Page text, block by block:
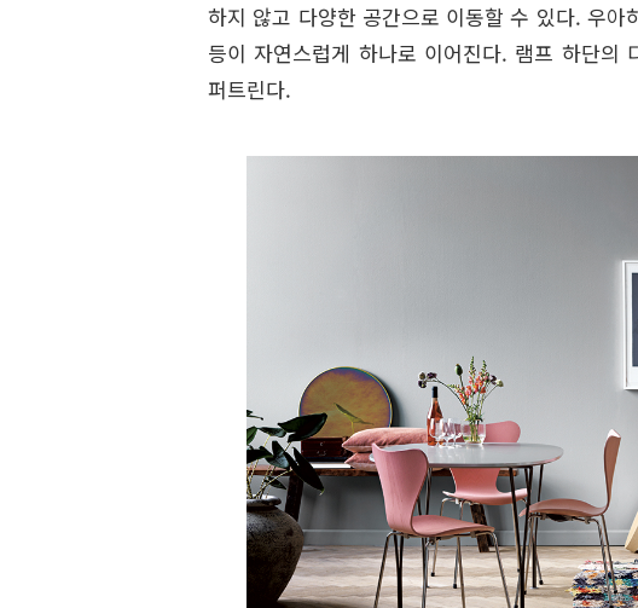
하지 않고 다양한 공간으로 이동할 수 있다. 우
등이 자연스럽게 하나로 이어진다. 램프 하단의
퍼트린다.